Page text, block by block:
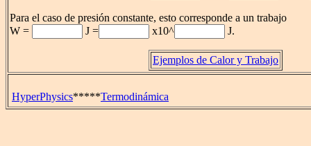
Para el caso de presión constante, esto corresponde a un trabajo
W =
J = x10^ J.
Ejemplos de Calor y Trabajo
HyperPhysics*****Termodinámica